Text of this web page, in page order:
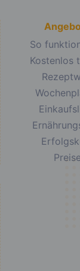
So
Kostenlos